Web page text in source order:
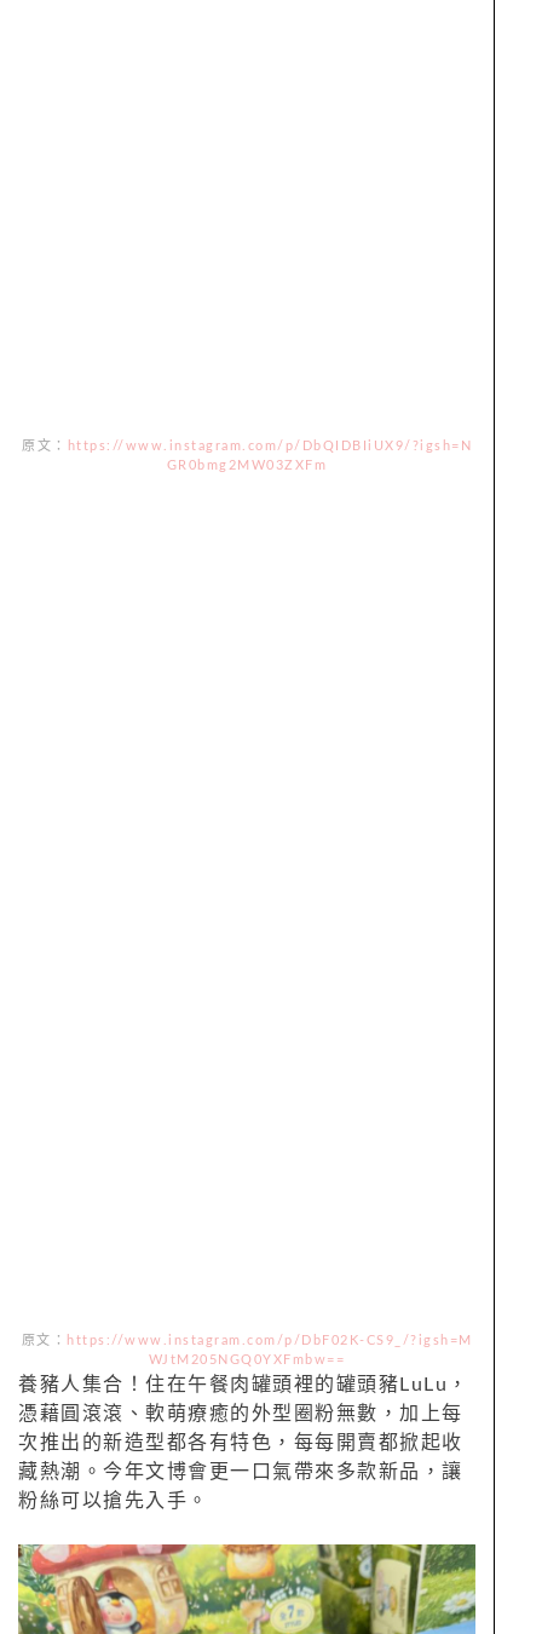
原文：
https://www.instagram.com/p/DbQIDBIiUX9/?igsh=N
GR0bmg2MW03ZXFm
原文：
https://www.instagram.com/p/DbF02K-CS9_/?igsh=M
WJtM205NGQ0YXFmbw==
養豬人集合！住在午餐肉罐頭裡的罐頭豬LuLu，
憑藉圓滾滾、軟萌療癒的外型圈粉無數，加上每
次推出的新造型都各有特色，每每開賣都掀起收
藏熱潮。今年文博會更一口氣帶來多款新品，讓
粉絲可以搶先入手。